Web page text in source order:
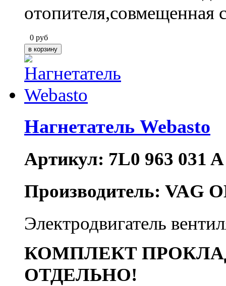
отопителя,совмещенная
0 руб
Нагнетатель Webasto
Артикул: 7L0 963 031 A
Производитель: VAG
Электродвигатель
КОМПЛЕКТ
ОТДЕЛЬНО!